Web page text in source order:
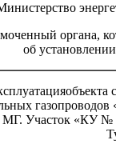
органа,
об
МГ. Участок «КУ